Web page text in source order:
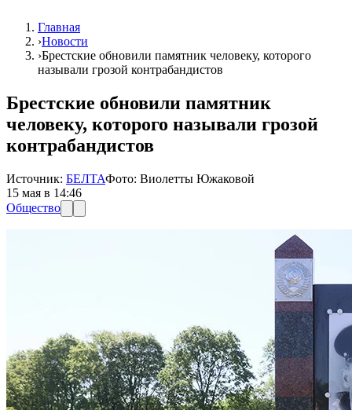
Главная
›Новости
›Брестские обновили памятник человеку, которого
называли грозой контрабандистов
Брестские обновили памятник
человеку, которого называли грозой
контрабандистов
Источник: БЕЛТАФото: Виолетты Южаковой
15 мая в 14:46
Общество